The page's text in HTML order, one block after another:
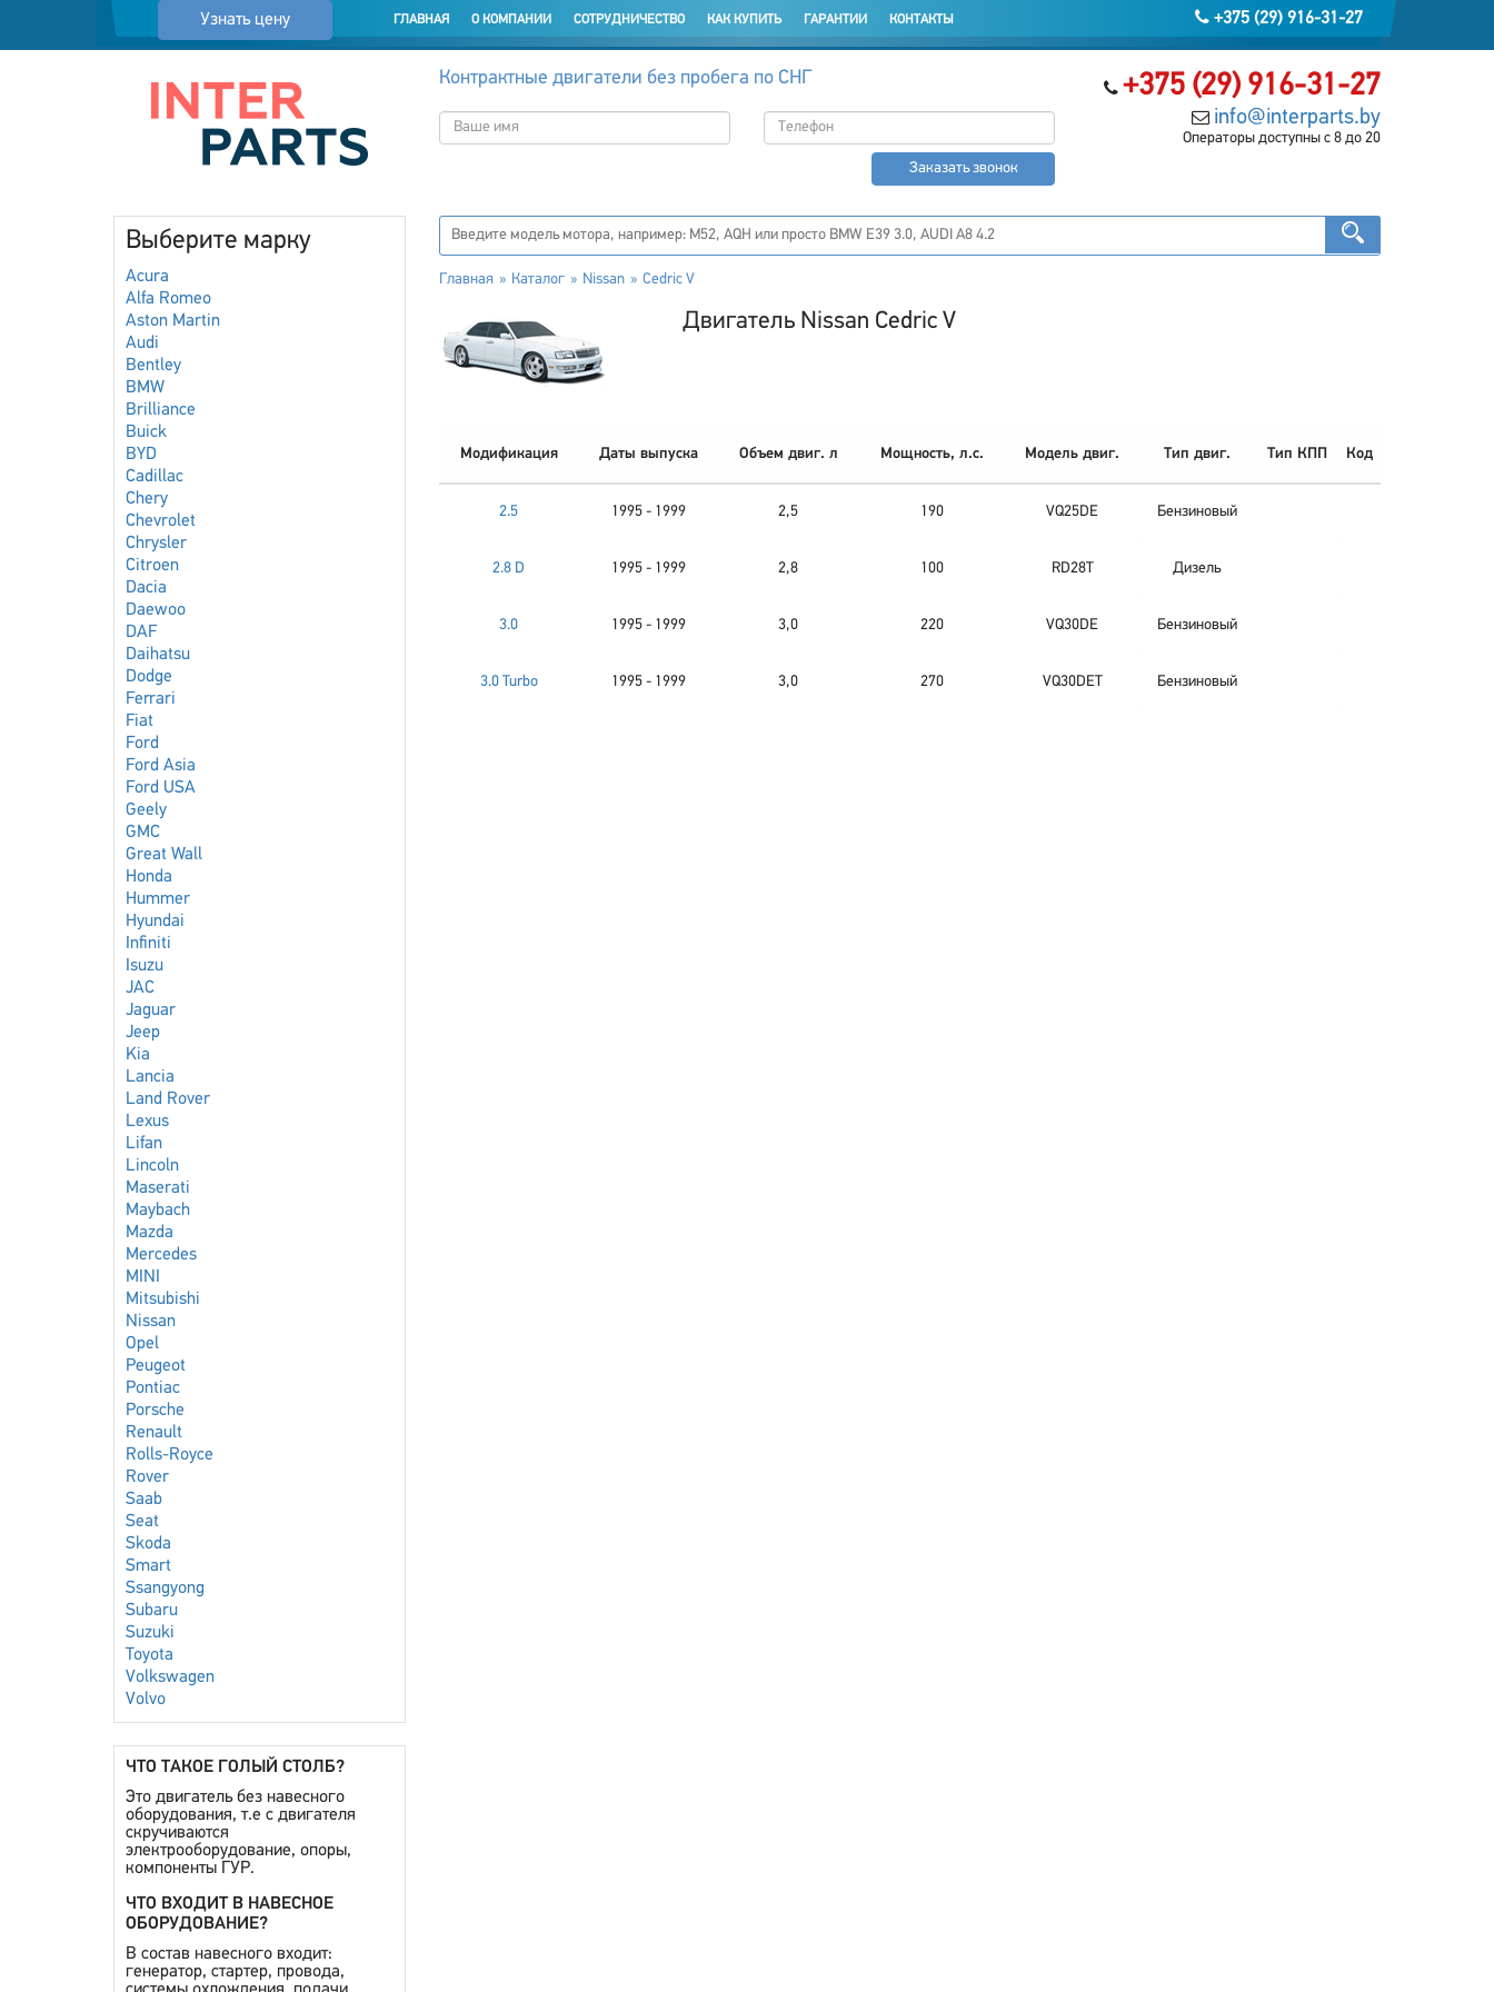
Узнать цену +375 (29) 916-31-27
ГЛАВНАЯ О КОМПАНИИ СОТРУДНИЧЕСТВО КАК КУПИТЬ ГАРАНТИИ КОНТАКТЫ
+375 (29) 916-31-27
info@interparts.by
Операторы доступны с 8 до 20
Контрактные двигатели без пробега по СНГ
Заказать звонок
Выберите марку
Acura
Alfa Romeo
Aston Martin
Audi
Bentley
BMW
Brilliance
Buick
BYD
Cadillac
Chery
Chevrolet
Chrysler
Citroen
Dacia
Daewoo
DAF
Daihatsu
Dodge
Ferrari
Fiat
Ford
Ford Asia
Ford USA
Geely
GMC
Great Wall
Honda
Hummer
Hyundai
Infiniti
Isuzu
JAC
Jaguar
Jeep
Kia
Lancia
Land Rover
Lexus
Lifan
Lincoln
Maserati
Maybach
Mazda
Mercedes
MINI
Mitsubishi
Nissan
Opel
Peugeot
Pontiac
Porsche
Renault
Rolls-Royce
Rover
Saab
Seat
Skoda
Smart
Ssangyong
Subaru
Suzuki
Toyota
Volkswagen
Volvo
ЧТО ТАКОЕ ГОЛЫЙ СТОЛБ?
Это двигатель без навесного
оборудования, т.е с двигателя
скручиваются
электрооборудование, опоры,
компоненты ГУР.
ЧТО ВХОДИТ В НАВЕСНОЕ
ОБОРУДОВАНИЕ?
В состав навесного входит:
генератор, стартер, провода,
Главная Каталог Nissan Cedric V
Двигатель Nissan Cedric V
Модификация Даты выпуска Объем двиг. л Мощность, л.с. Модель двиг. Тип двиг. Тип КПП Код
2.5 1995 - 1999 2,5 190 VQ25DE Бензиновый
2.8 D 1995 - 1999 2,8 100 RD28T Дизель
3.0 1995 - 1999 3,0 220 VQ30DE Бензиновый
3.0 Turbo 1995 - 1999 3,0 270 VQ30DET Бензиновый